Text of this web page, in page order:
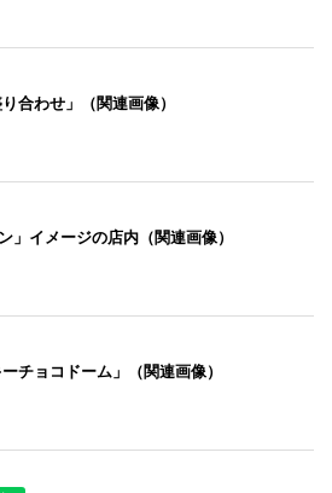
り合わせ」（関連画像）
」イメージの店内（関連画像）
ーチョコドーム」（関連画像）